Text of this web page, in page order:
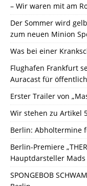
– Wir waren mit am
Der Sommer wird
zum neuen Minion
Was bei einer
Flughafen Frankfurt
Auracast für
Erster Trailer von
Wir stehen zu Artikel
Berlin: Abholtermine
Berlin-Premiere
Hauptdarsteller Mads
SPONGEBOB